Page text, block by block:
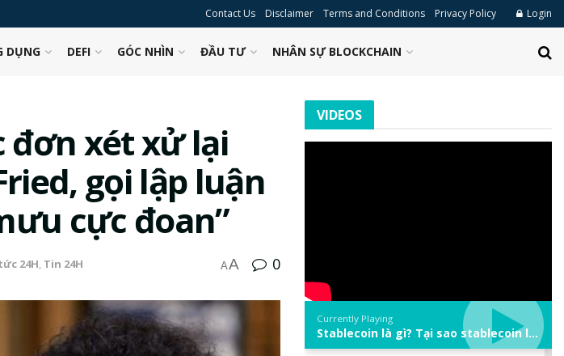
Contact Us Disclaimer Terms and Conditions Privacy Policy Login
DỤNG DEFI GÓC NHÌN ĐẦU TƯ NHÂN SỰ BLOCKCHAIN
đơn xét xử lại
gọi lập luận
cực đoan”
24H, Tin 24H AA 0
VIDEOS
Currently Playing
Stablecoin là gì? Tại sao stablecoin lại quan trọng trong thị trường crypto? | Phổ cập Blockchain